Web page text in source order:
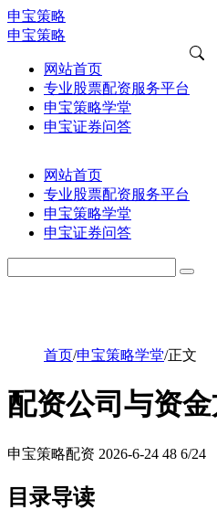
申宝策略
申宝策略
网站首页
专业股票配资服务平台
申宝策略学堂
申宝证券问答
网站首页
专业股票配资服务平台
申宝策略学堂
申宝证券问答
首页/申宝策略学堂/正文
配资公司与资
申宝策略配资 2026-6-24 48 6/24
目录导读